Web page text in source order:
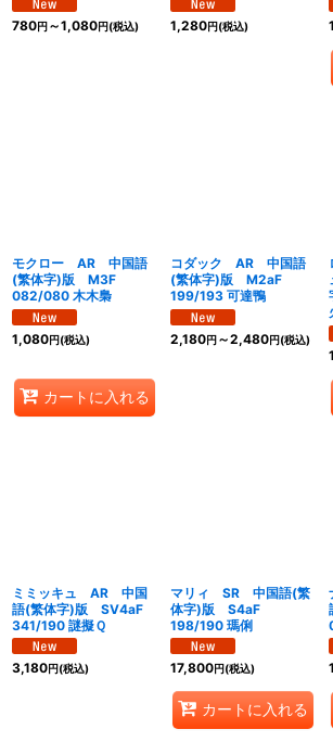
780円 ～1,080円(税込) 1,280円(税込)
モクロー AR 中国語
(繁体字)版 M3F
082/080 木木梟
1,080円(税込)
カートに入れる
コダック AR 中国語
(繁体字)版 M2aF
199/193 可達鴨
2,180円～2,480円(税込)
ミミッキュ AR 中国
語(繁体字)版 SV4aF
341/190 謎擬Ｑ
3,180円(税込)
マリィ SR 中国語(繁
体字)版 S4aF
198/190 瑪俐
17,800円(税込)
カートに入れる